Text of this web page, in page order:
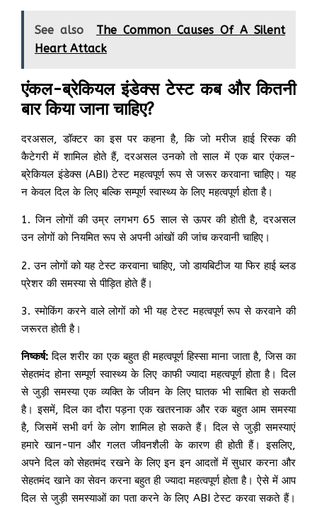
See also
The Common Causes Of A Silent
Heart Attack
एंकल-ब्रेकियल इंडेक्स टेस्ट कब और कितनी
बार किया जाना चाहिए?
दरअसल, डॉक्टर का इस पर कहना है, कि जो मरीज हाई रिस्क की
कैटेगरी में शामिल होते हैं, दरअसल उनको तो साल में एक बार एंकल-
ब्रेकियल इंडेक्स (ABI) टेस्ट महत्वपूर्ण रूप से जरूर करवाना चाहिए। यह
न केवल दिल के लिए बल्कि सम्पूर्ण स्वास्थ्य के लिए महत्वपूर्ण होता है।
1. जिन लोगों की उम्र लगभग 65 साल से ऊपर की होती है, दरअसल
उन लोगों को नियमित रूप से अपनी आंखों की जांच करवानी चाहिए।
2. उन लोगों को यह टेस्ट करवाना चाहिए, जो डायबिटीज या फिर हाई ब्लड
प्रेशर की समस्या से पीड़ित होते हैं।
3. स्मोकिंग करने वाले लोगों को भी यह टेस्ट महत्वपूर्ण रूप से करवाने की
जरूरत होती है।
निष्कर्ष: दिल शरीर का एक बहुत ही महत्वपूर्ण हिस्सा माना जाता है, जिस का
सेहतमंद होना सम्पूर्ण स्वास्थ्य के लिए काफी ज्यादा महत्वपूर्ण होता है। दिल
से जुड़ी समस्या एक व्यक्ति के जीवन के लिए घातक भी साबित हो सकती
है। इसमें, दिल का दौरा पड़ना एक खतरनाक और रक बहुत आम समस्या
है, जिसमें सभी वर्ग के लोग शामिल हो सकते हैं। दिल से जुड़ी समस्याएं
हमारे खान-पान और गलत जीवनशैली के कारण ही होती हैं। इसलिए,
अपने दिल को सेहतमंद रखने के लिए इन इन आदतों में सुधार करना और
सेहतमंद खाने का सेवन करना बहुत ही ज्यादा महत्वपूर्ण होता है। ऐसे में आप
दिल से जुड़ी समस्याओं का पता करने के लिए ABI टेस्ट करवा सकते हैं।